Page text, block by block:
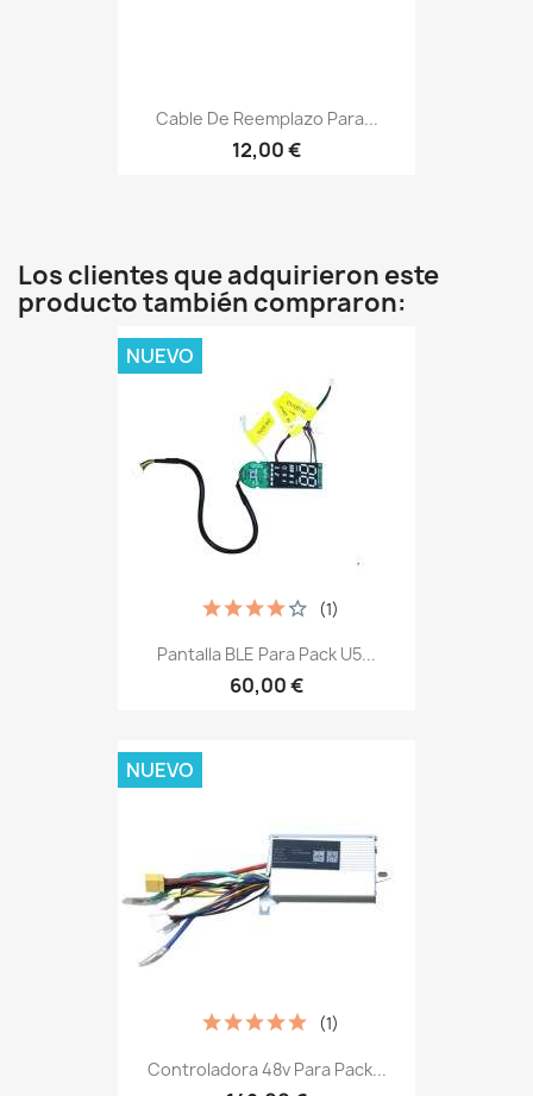
Cable De Reemplazo Para...
12,00 €
Los clientes que adquirieron este
producto también compraron:
Pantalla BLE Para Pack U5...
60,00 €
(1)
NUEVO
Controladora 48v Para Pack...
(1)
NUEVO